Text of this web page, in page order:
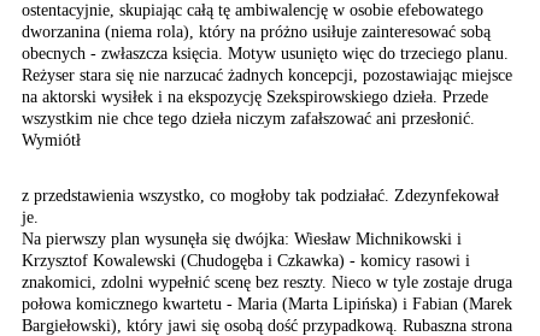
ostentacyjnie, skupiając całą tę ambiwalencję w osobie efebowatego
dworzanina (niema rola), który na próżno usiłuje zainteresować sobą
obecnych - zwłaszcza księcia. Motyw usunięto więc do trzeciego planu.
Re­żyser stara się nie narzucać żadnych konce­pcji, pozostawiając miejsce
na aktorski wysiłek i na ekspozycję Szekspirowskiego dzieła. Przede
wszystkim nie chce tego dzieła niczym zafałszować ani przesłonić.
Wymiótł
z przed­stawienia wszystko, co mogłoby tak podziałać. Zdezynfekował
je.
Na pierwszy plan wysunęła się dwójka: Wiesław Michnikowski i
Krzysztof Kowalewski (Chudogęba i Czkawka) - komicy rasowi i
znakomici, zdolni wypełnić scenę bez reszty. Nieco w tyle zostaje druga
połowa ko­micznego kwartetu - Maria (Marta Lipińska) i Fabian (Marek
Bargiełowski), który jawi się osobą dość przypadkową. Rubaszna strona